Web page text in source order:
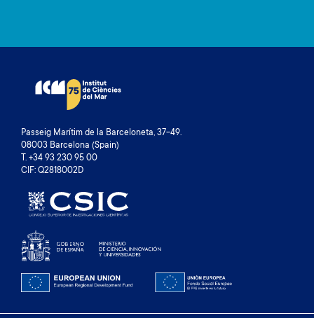
Passeig Marítim de la Barceloneta, 37-49.
08003 Barcelona (Spain)
T. +34 93 230 95 00
CIF: Q2818002D